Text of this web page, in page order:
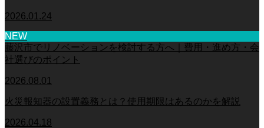
2026.01.24
NEW
藤沢市でリノベーションを検討する方へ｜費用・進め方・会
社選びのポイント
2026.08.01
火災報知器の設置義務とは？使用期限はあるのかを解説
2026.04.18